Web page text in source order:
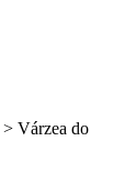
> Várzea do